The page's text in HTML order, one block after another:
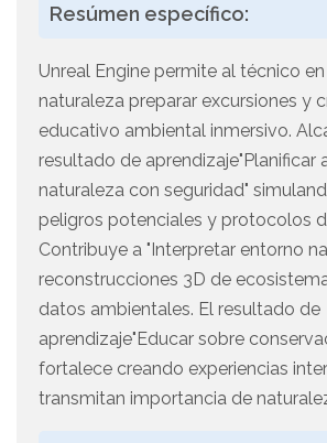
Resúmen específico:
Unreal Engine permite al técnico
naturaleza preparar excursiones y
educativo ambiental inmersivo.
resultado de aprendizaje"Planificar
naturaleza con seguridad"
peligros potenciales y protocolos
Contribuye a "Interpretar entorno
reconstrucciones 3D de
datos ambientales. El resultado de
aprendizaje"Educar sobre
fortalece creando experiencias
transmitan importancia de